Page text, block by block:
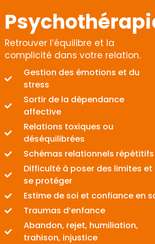
Retrouver l’équilibre et la
complicité dans votre relation.
Gestion des émotions et du
stress
Sortir de la dépendance
affective
Relations toxiques ou
déséquilibrées
Schémas relationnels répétitifs
Difficulté à poser des limites et
se protéger
Estime de soi et confiance en
Traumas d’enfance
Abandon, rejet, humiliation,
trahison, injustice